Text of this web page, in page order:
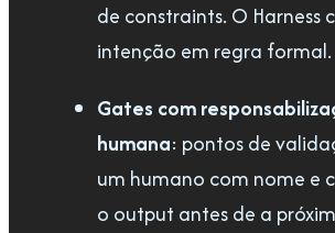
de constraints. O Harness
intenção em regra formal.
Gates com
humana: pontos de
um humano com nome e
o output antes de a